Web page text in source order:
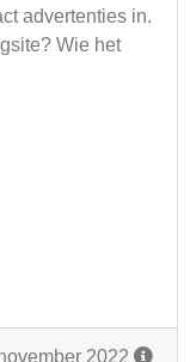
advertenties in.
Wie het
2022